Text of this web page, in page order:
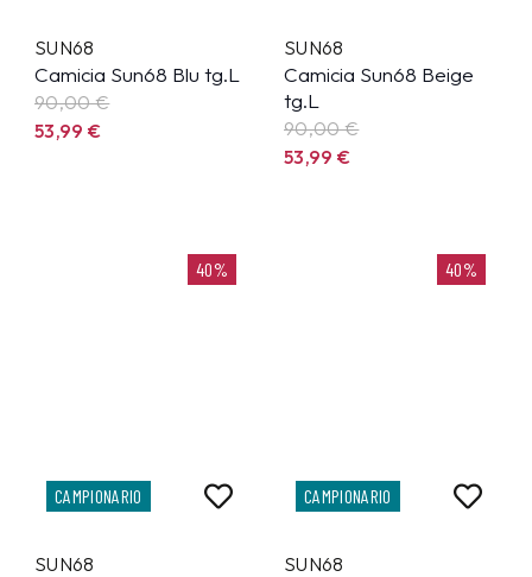
SUN68
Camicia Sun68 Blu tg.L
90,00 €
53,99€
SUN68
Camicia Sun68 Beige
tg.L
90,00 €
53,99€
40%
CAMPIONARIO
SUN68
40%
CAMPIONARIO
SUN68